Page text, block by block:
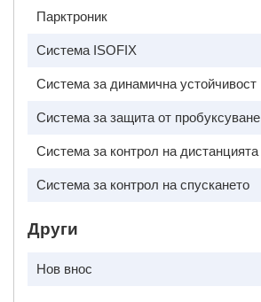
Парктроник
Система ISOFIX
Система за динамична устойчивост
Система за защита от пробуксуване
Система за контрол на дистанцията
Система за контрол на спускането
Други
Нов внос